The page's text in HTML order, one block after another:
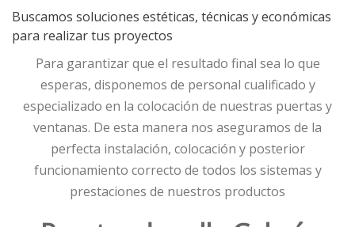
Buscamos soluciones estéticas, técnicas y económicas
para realizar tus proyectos
Para garantizar que el resultado final sea lo que
esperas, disponemos de personal cualificado y
especializado en la colocación de nuestras puertas y
ventanas. De esta manera nos aseguramos de la
perfecta instalación, colocación y posterior
funcionamiento correcto de todos los sistemas y
prestaciones de nuestros productos